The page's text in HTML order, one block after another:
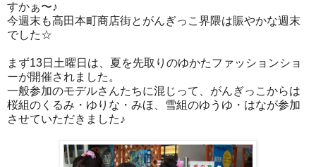
すかぁ〜♪
今週末も高田本町商店街とがんぎっこ界隈は賑やかな週末
でした☆
まず13日土曜日は、夏を先取りのゆかたファッションショ
ーが開催されました。
一般参加のモデルさんたちに混じって、がんぎっこからは
桜組のくるみ・ゆりな・みほ、雪組のゆうゆ・はなが参加
させていただきました♪